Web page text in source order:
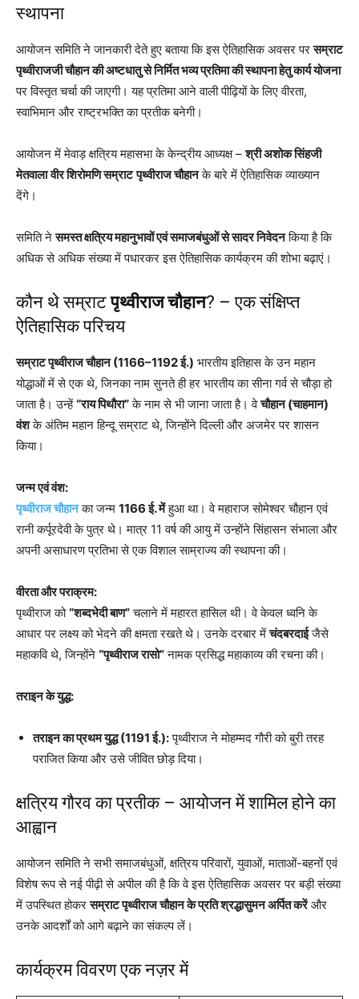
स्थापना
आयोजन समिति ने जानकारी देते हुए बताया कि इस ऐतिहासिक अवसर परसम्राट
पृथ्वीराजजी चौहान की अष्टधातु से निर्मित भव्य प्रतिमा की स्थापना हेतु कार्य योजना
पर विस्तृत चर्चा की जाएगी। यह प्रतिमा आने वाली पीढ़ियों के लिए वीरता,
स्वाभिमान और राष्ट्रभक्ति का प्रतीक बनेगी।
आयोजन में मेवाड़ क्षत्रिय महासभा के केन्द्रीय आध्यक्ष –श्री अशोक सिंहजी
मेतवाला वीर शिरोमणि सम्राट पृथ्वीराज चौहानके बारे में ऐतिहासिक व्याख्यान
देंगे।
समिति नेसमस्त क्षत्रिय महानुभावों एवं समाजबंधुओं से सादर निवेदनकिया है कि
अधिक से अधिक संख्या में पधारकर इस ऐतिहासिक कार्यक्रम की शोभा बढ़ाएं।
कौन थे सम्राटपृथ्वीराज चौहान? – एक संक्षिप्त
ऐतिहासिक परिचय
सम्राट पृथ्वीराज चौहान (1166–1192 ई.) भारतीय इतिहास के उन महान
योद्धाओं में से एक थे, जिनका नाम सुनते ही हर भारतीय का सीना गर्व से चौड़ा हो
जाता है। उन्हें“राय पिथौरा”के नाम से भी जाना जाता है। वेचौहान (चाहमान)
वंशके अंतिम महान हिन्दू सम्राट थे, जिन्होंने दिल्ली और अजमेर पर शासन
किया।
जन्म एवं वंश:
पृथ्वीराज चौहानका जन्म 1166 ई. मेंहुआ था। वे महाराज सोमेश्वर चौहान एवं
रानी कर्पूरदेवी के पुत्र थे। मात्र 11 वर्ष की आयु में उन्होंने सिंहासन संभाला और
अपनी असाधारण प्रतिभा से एक विशाल साम्राज्य की स्थापना की।
वीरता और पराक्रम:
पृथ्वीराज को“शब्दभेदी बाण”चलाने में महारत हासिल थी। वे केवल ध्वनि के
आधार पर लक्ष्य को भेदने की क्षमता रखते थे। उनके दरबार मेंचंदबरदाईजैसे
महाकवि थे, जिन्होंने “पृथ्वीराज रासो”नामक प्रसिद्ध महाकाव्य की रचना की।
तराइन के युद्ध:
तराइन का प्रथम युद्ध (1191 ई.):पृथ्वीराज ने मोहम्मद गौरी को बुरी तरह
पराजित किया और उसे जीवित छोड़ दिया।
क्षत्रिय गौरव का प्रतीक – आयोजन में शामिल होने का
आह्वान
आयोजन समिति ने सभी समाजबंधुओं, क्षत्रिय परिवारों, युवाओं, माताओं-बहनों एवं
विशेष रूप से नई पीढ़ी से अपील की है कि वे इस ऐतिहासिक अवसर पर बड़ी संख्या
में उपस्थित होकरसम्राट पृथ्वीराज चौहान के प्रति श्रद्धासुमन अर्पित करेंऔर
उनके आदर्शों को आगे बढ़ाने का संकल्प लें।
कार्यक्रम विवरण एक नज़र में